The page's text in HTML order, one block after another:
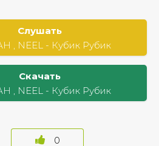
Слушать
, NЕЕL - Кубик Рубик
Скачать
, NЕЕL - Кубик Рубик
0